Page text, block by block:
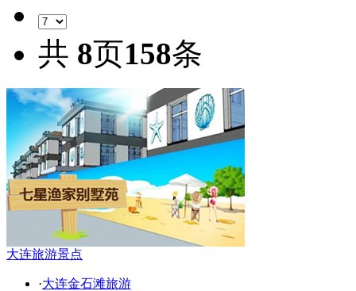
共 8页158条
大连旅游景点
·大连金石滩旅游